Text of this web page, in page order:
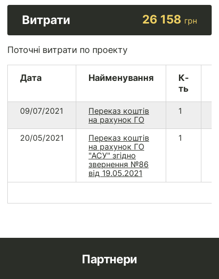
Витрати 26 158 грн
Поточні витрати по проекту
Дата Найменування
К-
ть
09/07/2021
Переказ коштів
на рахунок ГО
1
20/05/2021
Переказ коштів
на рахунок ГО
"АСУ" згідно
звернення №86
від 19.05.2021
1
Партнери